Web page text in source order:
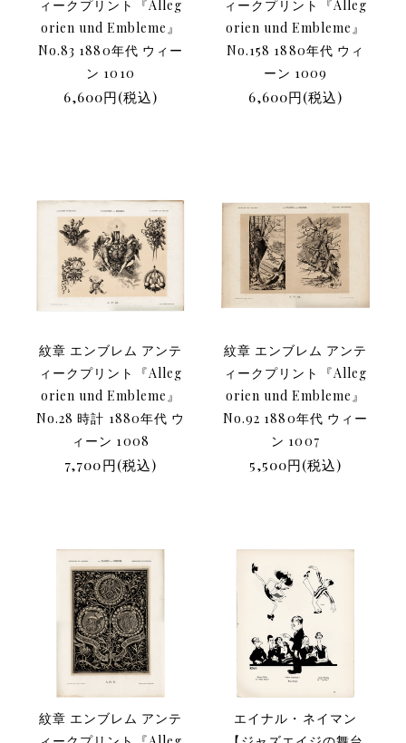
ィークプリント『Alleg
orien und Embleme』
No.83 1880年代 ウィー
ン 1010
6,600円(税込)
ィークプリント『Alleg
orien und Embleme』
No.158 1880年代 ウィ
ーン 1009
6,600円(税込)
紋章 エンブレム アンテ
ィークプリント『Alleg
orien und Embleme』
No.28 時計 1880年代 ウ
ィーン 1008
7,700円(税込)
紋章 エンブレム アンテ
ィークプリント『Alleg
orien und Embleme』
No.92 1880年代 ウィー
ン 1007
5,500円(税込)
紋章 エンブレム アンテ
エイナル・ネイマン